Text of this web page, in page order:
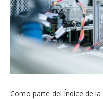
Como parte del Índice de la